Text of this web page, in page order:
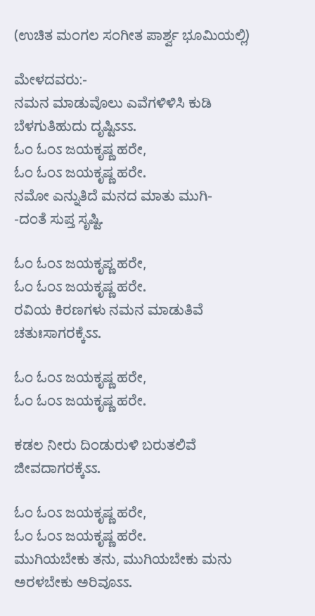
(ಉಚಿತ ಮಂಗಲ ಸಂಗೀತ ಪಾರ್ಶ್ವ ಭೂಮಿಯಲ್ಲಿ)
ಮೇಳದವರು:-
ನಮನ ಮಾಡುವೊಲು ಎವೆಗಳಿಳಿಸಿ ಕುಡಿ
ಬೆಳಗುತಿಹುದು ದೃಷ್ಟಿಽಽಽ.
ಓಂ ಓಂಽ ಜಯಕೃಷ್ಣ ಹರೇ,
ಓಂ ಓಂಽ ಜಯಕೃಷ್ಣ ಹರೇ.
ನಮೋ ಎನ್ನುತಿದೆ ಮನದ ಮಾತು ಮುಗಿ-
-ದಂತೆ ಸುಪ್ತ ಸೃಷ್ಟಿ.
ಓಂ ಓಂಽ ಜಯಕೃಪ್ಣ ಹರೇ,
ಓಂ ಓಂಽ ಜಯಕೃಷ್ಣ ಹರೇ.
ರವಿಯ ಕಿರಣಗಳು ನಮನ ಮಾಡುತಿವೆ
ಚತುಃಸಾಗರಕ್ಕೆಽಽ.
ಓಂ ಓಂಽ ಜಯಕೃಷ್ಣ ಹರೇ,
ಓಂ ಓಂಽ ಜಯಕೃಷ್ಣ ಹರೇ.
ಕಡಲ ನೀರು ದಿಂಡುರುಳಿ ಬರುತಲಿವೆ
ಜೀವದಾಗರಕ್ಕೆಽಽ.
ಓಂ ಓಂಽ ಜಯಕೃಷ್ಣ ಹರೇ,
ಓಂ ಓಂಽ ಜಯಕೃಷ್ಣ ಹರೇ.
ಮುಗಿಯಬೇಕು ತನು, ಮುಗಿಯಬೇಕು ಮನು
ಅರಳಬೇಕು ಅರಿವೂಽಽ.